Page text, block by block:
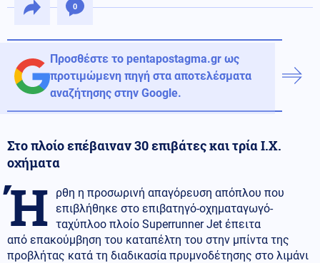
0
Προσθέστε το pentapostagma.gr ως
προτιμώμενη πηγή στα αποτελέσματα
αναζήτησης στην Google.
Στο πλοίο επέβαιναν 30 επιβάτες και τρία Ι.Χ.
οχήματα
Ή
ρθη η προσωρινή απαγόρευση απόπλου που
επιβλήθηκε στο επιβατηγό-οχηματαγωγό-
ταχύπλοο πλοίο Superrunner Jet έπειτα
από επακούμβηση του καταπέλτη του στην μπίντα της
προβλήτας κατά τη διαδικασία πρυμνοδέτησης στο λιμάνι